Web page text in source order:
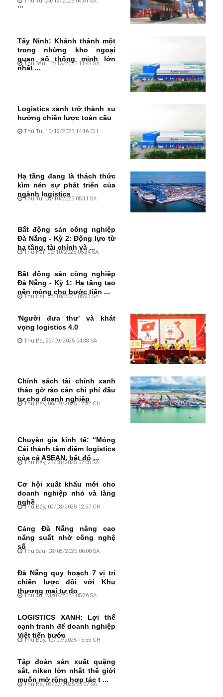
...
Tây Ninh: Khánh thành một
trong những kho ngoại
quan số thông minh lớn
nhất ...
Thứ Sáu, 12/12/2025 11:48 SA
Logistics xanh trở thành xu
hướng chiến lược toàn cầu
Thứ Tư, 10/12/2025 14:16 CH
Hạ tầng đang là thách thức
kìm nén sự phát triển của
ngành logistics
Thứ Tư, 08/10/2025 05:11 SA
Bất động sản công nghiệp
Đà Nẵng - Kỳ 2: Động lực từ
hạ tầng, tài chính và ...
Thứ Hai, 06/10/2025 05:34 SA
Bất động sản công nghiệp
Đà Nẵng - Kỳ 1: Hạ tầng tạo
nền móng cho bước tiến ...
Thứ Hai, 06/10/2025 05:23 SA
'Người đưa thư' và khát
vọng logistics 4.0
Thứ Ba, 23/09/2025 04:38 SA
Chính sách tài chính xanh
tháo gỡ rào cản chi phí đầu
tư cho doanh nghiệp
Thứ Bảy, 06/09/2025 12:32 CH
Chuyên gia kinh tế: “Móng
Cái thành tâm điểm logistics
của cả ASEAN, bất độ ...
Thứ Bảy, 23/08/2025 07:08 SA
Cơ hội xuất khẩu mới cho
doanh nghiệp nhỏ và làng
nghề
Thứ Bảy, 09/08/2025 12:57 CH
Cảng Đà Nẵng nâng cao
năng suất nhờ công nghệ
số
Thứ Sáu, 08/08/2025 06:00 SA
Đà Nẵng quy hoạch 7 vị trí
chiến lược đối với Khu
thương mại tự do
Thứ Tư, 23/07/2025 05:26 SA
LOGISTICS XANH: Lợi thế
cạnh tranh để doanh nghiệp
Việt tiến bước
Thứ Bảy, 12/07/2025 15:55 CH
Tập đoàn sản xuất quặng
sắt, niken lớn nhất thế giới
muốn mở rộng hợp tác t ...
Thứ Ba, 08/07/2025 05:07 SA